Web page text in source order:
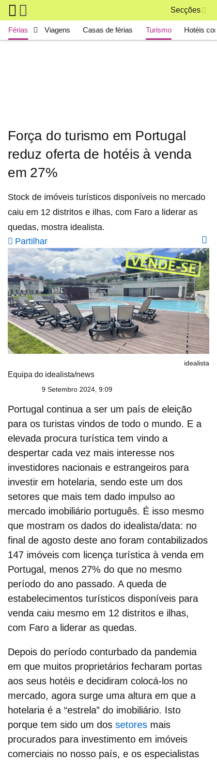
Skip to main content
Secções
Main navigation
Férias Viagens Casas de férias Turismo Hotéis
Força do turismo em Portugal
reduz oferta de hotéis à venda
em 27%
Stock de imóveis turísticos disponíveis no mercado
caiu em 12 distritos e ilhas, com Faro a liderar as
quedas, mostra idealista.
Partilhar
idealista
Equipa do idealista/news
9 Setembro 2024, 9:09
Portugal continua a ser um país de eleição
para os turistas vindos de todo o mundo. E a
elevada procura turística tem vindo a
despertar cada vez mais interesse nos
investidores nacionais e estrangeiros para
investir em hotelaria, sendo este um dos
setores que mais tem dado impulso ao
mercado imobiliário português. É isso mesmo
que mostram os dados do idealista/data: no
final de agosto deste ano foram contabilizados
147 imóveis com licença turística à venda em
Portugal, menos 27% do que no mesmo
período do ano passado. A queda de
estabelecimentos turísticos disponíveis para
venda caiu mesmo em 12 distritos e ilhas,
com Faro a liderar as quedas.
Depois do período conturbado da pandemia
em que muitos proprietários fecharam portas
aos seus hotéis e decidiram colocá-los no
mercado, agora surge uma altura em que a
hotelaria é a “estrela” do imobiliário. Isto
porque tem sido um dos setores mais
procurados para investimento em imóveis
comerciais no nosso país, e os especialistas